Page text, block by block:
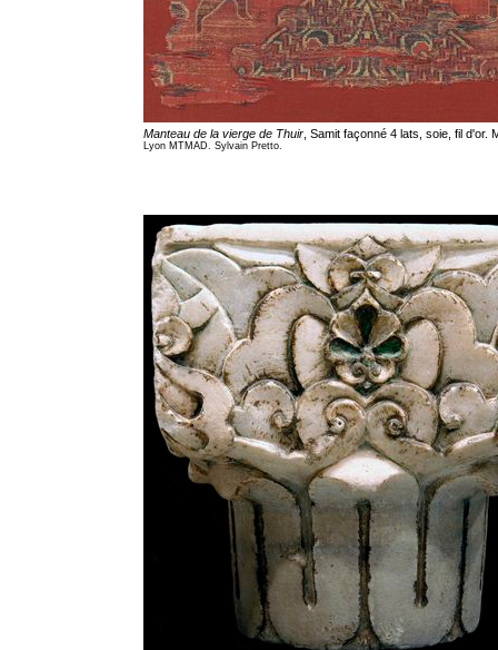
Manteau de la vierge de Thuir , Samit façonné 4 lats, soie, fil d'or.
Lyon MTMAD. Sylvain Pretto.